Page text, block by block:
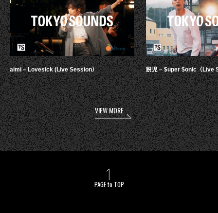
aimi – Lovesick (Live Session） 鋭児 – $uper $onic（Live
VIEW MORE
PAGE to TOP